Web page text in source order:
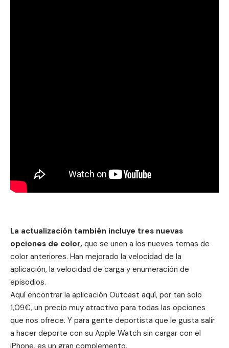
La actualización también incluye tres nuevas
opciones de color, que se unen a los nueves temas de
color anteriores. Han mejorado la velocidad de la
aplicación, la velocidad de carga y enumeración de
episodios.
Aquí encontrar la aplicación Outcast aquí, por tan solo
1,09€, un precio muy atractivo para todas las opciones
que nos ofrece. Y para gente deportista que le gusta salir
a hacer deporte con su Apple Watch sin cargar con el